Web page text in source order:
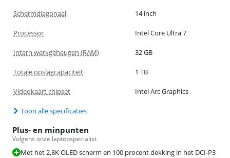
Schermdiagonaal 14 inch
Processor Intel Core Ultra 7
Intern werkgeheugen (RAM) 32 GB
Totale opslagcapaciteit 1 TB
Videokaart chipset Intel Arc Graphics
Toon alle specificaties
Plus- en minpunten
Volgens onze laptopspecialist
Met het 2,8K OLED scherm en 100 procent dekking in het DCI-P3